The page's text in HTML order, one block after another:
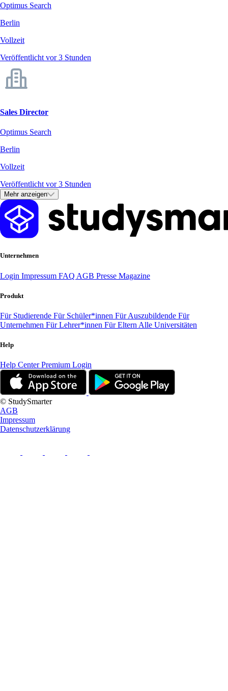
Optimus Search
Berlin
Vollzeit
Veröffentlicht vor 3 Stunden
Sales Director
Optimus Search
Berlin
Vollzeit
Veröffentlicht vor 3 Stunden
Mehr anzeigen
Unternehmen
Login Impressum FAQ AGB Presse Magazine
Produkt
Für Studierende Für Schüler*innen Für Auszubildende Für
Unternehmen Für Lehrer*innen Für Eltern Alle Universitäten
Help
Help CenterPremium Login
© StudySmarter
AGB
Impressum
Datenschutzerklärung